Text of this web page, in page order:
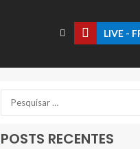
LIVE -
POSTS RECENTES